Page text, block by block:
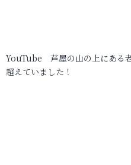
YouTube 芦屋の山の上にある
超えていました！